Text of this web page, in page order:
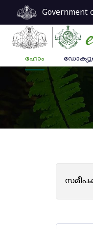
Government
ഹോം